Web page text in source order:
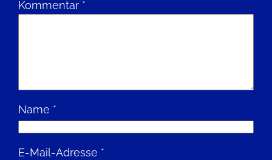
Kommentar *
Name *
E-Mail-Adresse *